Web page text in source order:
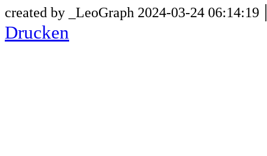
created by _LeoGraph 2024-03-24 06:14:19
Drucken